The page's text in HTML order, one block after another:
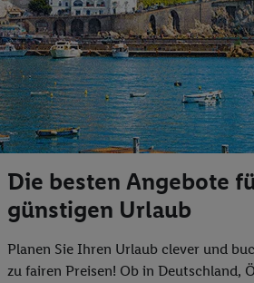
Die besten Angebote
günstigen Urlaub
Planen Sie Ihren Urlaub clever und
zu fairen Preisen! Ob in Deutschland,